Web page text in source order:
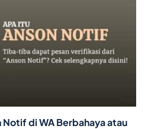
Notif di WA Berbahaya atau